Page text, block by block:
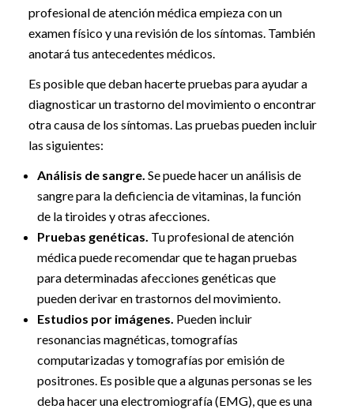
profesional de atención médica empieza con un
examen físico y una revisión de los síntomas. También
anotará tus antecedentes médicos.
Es posible que deban hacerte pruebas para ayudar a
diagnosticar un trastorno del movimiento o encontrar
otra causa de los síntomas. Las pruebas pueden incluir
las siguientes:
Análisis de sangre. Se puede hacer un análisis de
sangre para la deficiencia de vitaminas, la función
de la tiroides y otras afecciones.
Pruebas genéticas. Tu profesional de atención
médica puede recomendar que te hagan pruebas
para determinadas afecciones genéticas que
pueden derivar en trastornos del movimiento.
Estudios por imágenes. Pueden incluir
resonancias magnéticas, tomografías
computarizadas y tomografías por emisión de
positrones. Es posible que a algunas personas se les
deba hacer una electromiografía (EMG), que es una